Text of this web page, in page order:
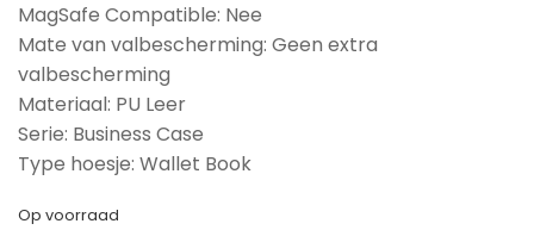
MagSafe Compatible: Nee
Mate van valbescherming: Geen extra
valbescherming
Materiaal: PU Leer
Serie: Business Case
Type hoesje: Wallet Book
Op voorraad